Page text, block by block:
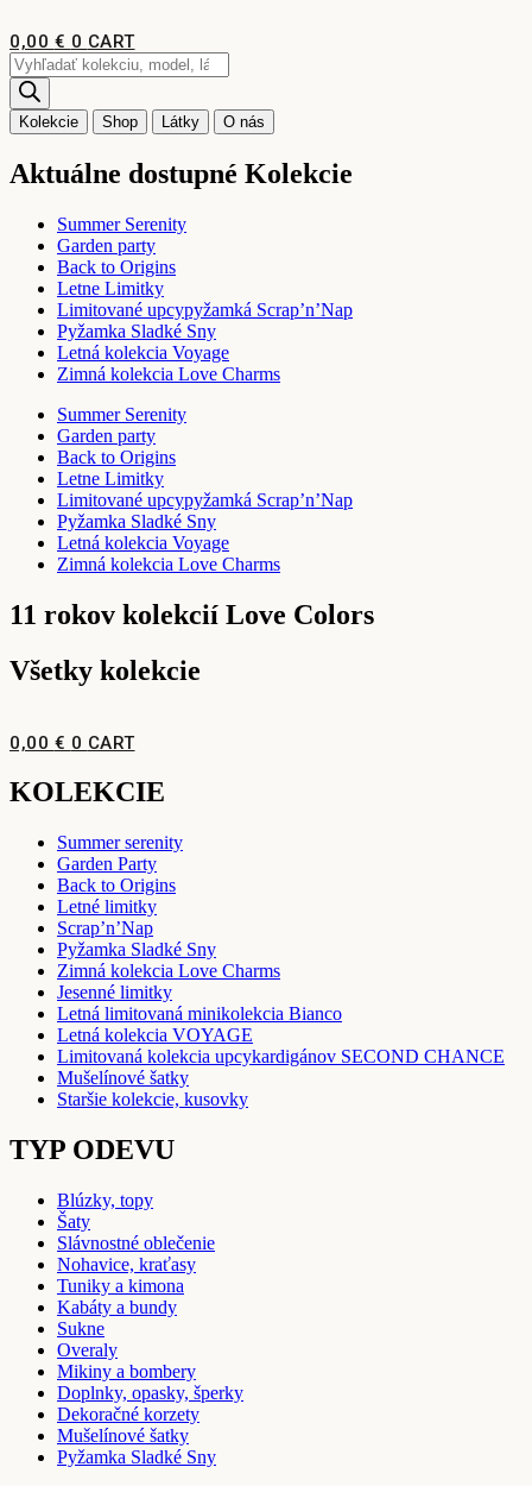
na
obsah
0,00 € 0 CART
Products
search
Kolekcie Shop Látky O nás
Aktuálne dostupné Kolekcie
Summer Serenity
Garden party
Back to Origins
Letne Limitky
Limitované upcypyžamká Scrap’n’Nap
Pyžamka Sladké Sny
Letná kolekcia Voyage
Zimná kolekcia Love Charms
Summer Serenity
Garden party
Back to Origins
Letne Limitky
Limitované upcypyžamká Scrap’n’Nap
Pyžamka Sladké Sny
Letná kolekcia Voyage
Zimná kolekcia Love Charms
11 rokov kolekcií Love Colors
Všetky kolekcie
0,00 € 0 CART
KOLEKCIE
Summer serenity
Garden Party
Back to Origins
Letné limitky
Scrap’n’Nap
Pyžamka Sladké Sny
Zimná kolekcia Love Charms
Jesenné limitky
Letná limitovaná minikolekcia Bianco
Letná kolekcia VOYAGE
Limitovaná kolekcia upcykardigánov SECOND CHANCE
Mušelínové šatky
Staršie kolekcie, kusovky
TYP ODEVU
Blúzky, topy
Šaty
Slávnostné oblečenie
Nohavice, kraťasy
Tuniky a kimona
Kabáty a bundy
Sukne
Overaly
Mikiny a bombery
Doplnky, opasky, šperky
Dekoračné korzety
Mušelínové šatky
Pyžamka Sladké Sny